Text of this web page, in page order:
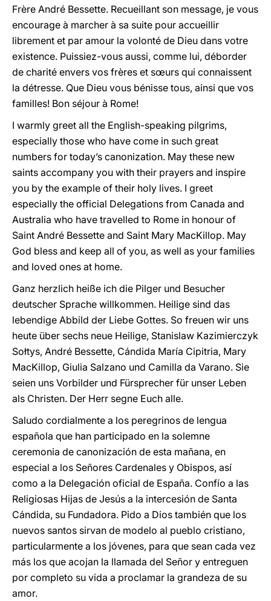
Frère André Bessette. Recueillant son message, je vous
encourage à marcher à sa suite pour accueillir
librement et par amour la volonté de Dieu dans votre
existence. Puissiez-vous aussi, comme lui, déborder
de charité envers vos frères et sœurs qui connaissent
la détresse. Que Dieu vous bénisse tous, ainsi que vos
familles! Bon séjour à Rome!
I warmly greet all the English-speaking pilgrims,
especially those who have come in such great
numbers for today’s canonization. May these new
saints accompany you with their prayers and inspire
you by the example of their holy lives. I greet
especially the official Delegations from Canada and
Australia who have travelled to Rome in honour of
Saint André Bessette and Saint Mary MacKillop. May
God bless and keep all of you, as well as your families
and loved ones at home.
Ganz herzlich heiße ich die Pilger und Besucher
deutscher Sprache willkommen. Heilige sind das
lebendige Abbild der Liebe Gottes. So freuen wir uns
heute über sechs neue Heilige, Stanislaw Kazimierczyk
Sołtys, André Bessette, Cándida María Cipitria, Mary
MacKillop, Giulia Salzano und Camilla da Varano. Sie
seien uns Vorbilder und Fürsprecher für unser Leben
als Christen. Der Herr segne Euch alle.
Saludo cordialmente a los peregrinos de lengua
española que han participado en la solemne
ceremonia de canonización de esta mañana, en
especial a los Señores Cardenales y Obispos, así
como a la Delegación oficial de España. Confío a las
Religiosas Hijas de Jesús a la intercesión de Santa
Cándida, su Fundadora. Pido a Dios también que los
nuevos santos sirvan de modelo al pueblo cristiano,
particularmente a los jóvenes, para que sean cada vez
más los que acojan la llamada del Señor y entreguen
por completo su vida a proclamar la grandeza de su
amor.